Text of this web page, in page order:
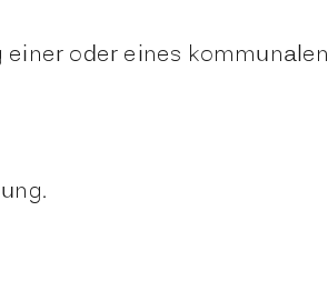
oder eines kommunalen